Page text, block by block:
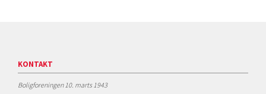
KONTAKT
Boligforeningen 10. marts 1943